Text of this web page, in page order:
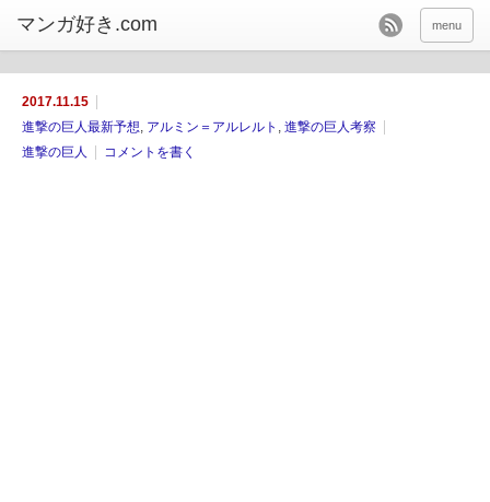
menu
2017.11.15
進撃の巨人最新予想, アルミン＝アルレルト , 進撃の巨人考察
進撃の巨人
コメントを書く